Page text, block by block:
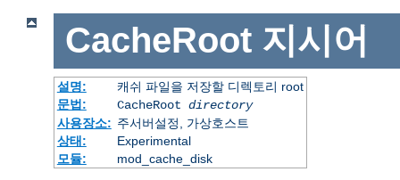
CacheRoot 지시어
설명:
캐쉬 파일을 저장할 디렉토리 root
문법:
CacheRoot directory
사용장소: 주서버설정, 가상호스트
상태:
Experimental
모듈:
mod_cache_disk